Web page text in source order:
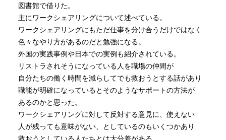
図書館で借りた。
主にワークシェアリングについて述べている。
ワークシェアリングにもただ仕事を分け合うだけではなく
色々なやり方があるのだと勉強になる。
外国の実践事例や日本での実例も紹介されている。
リストラされそうになっている人を職場の仲間が
自分たちの働く時間を減らしてでも救おうとする話があり
職能が明確になっているとそのようなサポートの方法が
あるのかと思った。
ワークシェアリングに対して反対する意見に、使えない
人が残っても意味がない、としているのもいくつかあり